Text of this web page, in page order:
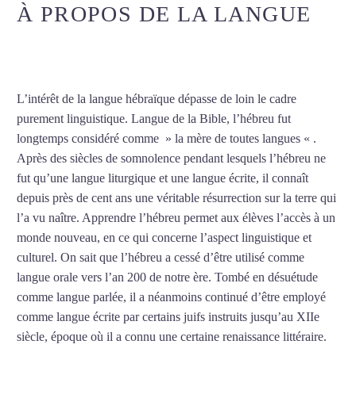
À PROPOS DE LA LANGUE
L’intérêt de la langue hébraïque dépasse de loin le cadre
purement linguistique. Langue de la Bible, l’hébreu fut
longtemps considéré comme » la mère de toutes langues « .
Après des siècles de somnolence pendant lesquels l’hébreu ne
fut qu’une langue liturgique et une langue écrite, il connaît
depuis près de cent ans une véritable résurrection sur la terre qui
l’a vu naître. Apprendre l’hébreu permet aux élèves l’accès à un
monde nouveau, en ce qui concerne l’aspect linguistique et
culturel. On sait que l’hébreu a cessé d’être utilisé comme
langue orale vers l’an 200 de notre ère. Tombé en désuétude
comme langue parlée, il a néanmoins continué d’être employé
comme langue écrite par certains juifs instruits jusqu’au XIIe
siècle, époque où il a connu une certaine renaissance littéraire.